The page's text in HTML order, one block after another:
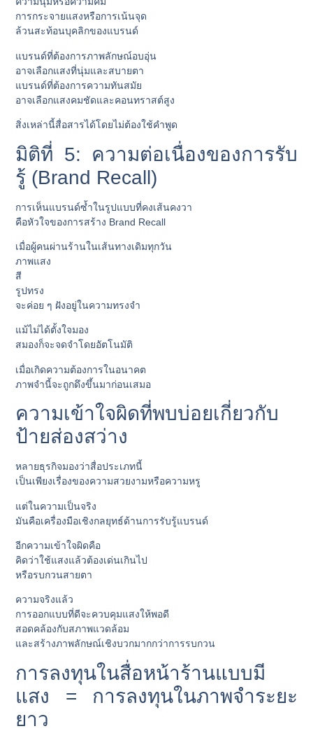
การกระจายแสงหรือการเน้นจุด
ล้วนสะท้อนบุคลิกของแบรนด์
แบรนด์ที่ต้องการภาพลักษณ์อบอุ่น
อาจเลือกแสงที่นุ่มและสบายตา
แบรนด์ที่ต้องการความทันสมัย
อาจเลือกแสงคมชัดและคอนทราสต์สูง
สิ่งเหล่านี้สื่อสารได้โดยไม่ต้องใช้คำพูด
มิติที่ 5: ความต่อเนื่องของการรับ
รู้ (Brand Recall)
การเห็นแบรนด์ซ้ำในรูปแบบที่คงเส้นคงวา
คือหัวใจของการสร้าง Brand Recall
เมื่อผู้คนผ่านร้านในเส้นทางเดิมทุกวัน
ภาพแสง
สี
รูปทรง
จะค่อย ๆ ฝังอยู่ในความทรงจำ
แม้ไม่ได้ตั้งใจมอง
สมองก็จะจดจำโดยอัตโนมัติ
เมื่อเกิดความต้องการในอนาคต
ภาพจำนี้จะถูกดึงขึ้นมาก่อนเสมอ
ความเข้าใจผิดที่พบบ่อยเกี่ยวกับ
ป้ายส่องสว่าง
หลายธุรกิจมองว่าสื่อประเภทนี้
เป็นเพียงเรื่องของความสวยงามหรือความหรู
แต่ในความเป็นจริง
มันคือเครื่องมือเชิงกลยุทธ์ด้านการรับรู้แบรนด์
อีกความเข้าใจผิดคือ
คิดว่าใช้แสงแล้วต้องเด่นเกินไป
หรือรบกวนสายตา
ความจริงแล้ว
การออกแบบที่ดีจะควบคุมแสงให้พอดี
สอดคล้องกับสภาพแวดล้อม
และสร้างภาพลักษณ์เชิงบวกมากกว่าการรบกวน
การลงทุนในสื่อหน้าร้านแบบมี
แสง = การลงทุนในภาพจำระยะ
ยาว